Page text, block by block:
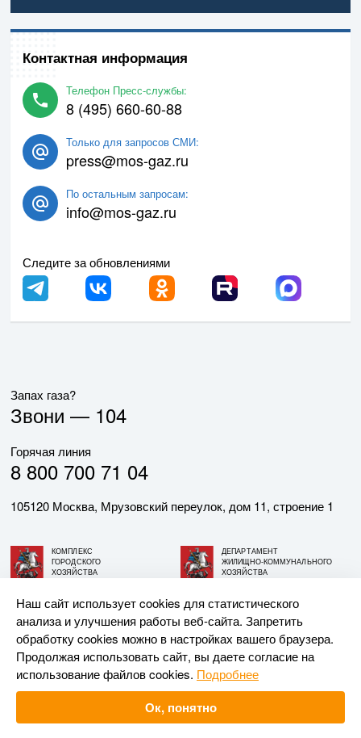
Контактная информация
Телефон Пресс-службы:
8 (495) 660-60-88
Только для запросов СМИ:
press@mos-gaz.ru
По остальным запросам:
info@mos-gaz.ru
Следите за обновлениями
Запах газа?
Звони — 104
Горячая линия
8 800 700 71 04
105120 Москва, Мрузовский переулок, дом 11, строение 1
КОМПЛЕКС
ГОРОДСКОГО
ХОЗЯЙСТВА
ДЕПАРТАМЕНТ
ЖИЛИЩНО-КОММУНАЛЬНОГО
ХОЗЯЙСТВА
© АО «МОСГАЗ», 2026. При использовании материалов
ссылка на сайт обязательна.
Разработка и поддержка —Upriver
Наш сайт использует cookies для статистического
анализа и улучшения работы веб-сайта. Запретить
обработку cookies можно в настройках вашего браузера.
Продолжая использовать сайт, вы даете согласие на
использование файлов cookies. Подробнее
Ок, понятно